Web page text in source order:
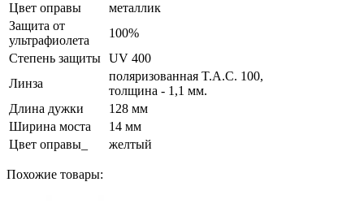
Цвет оправы
металлик
Защита от
ультрафиолета
100%
Степень защиты UV 400
Линза
поляризованная T.A.C. 100,
толщина - 1,1 мм.
Длина дужки
128 мм
Ширина моста
14 мм
Цвет оправы_
желтый
Похожие товары: